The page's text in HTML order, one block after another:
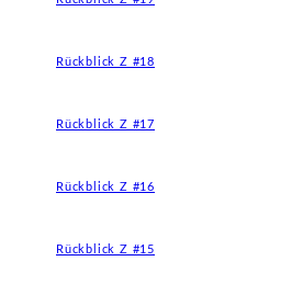
Rückblick Z #18
Rückblick Z #17
Rückblick Z #16
Rückblick Z #15